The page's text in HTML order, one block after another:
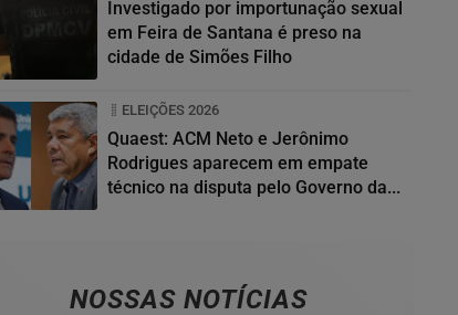
Investigado por importunação sexual
em Feira de Santana é preso na
cidade de Simões Filho
ELEIÇÕES 2026
Quaest: ACM Neto e Jerônimo
Rodrigues aparecem em empate
técnico na disputa pelo Governo da...
NOSSAS NOTÍCIAS